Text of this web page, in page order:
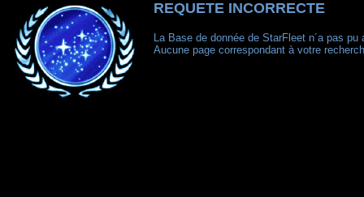
REQUETE INCORRECTE
La Base de donnée de StarFleet n´a pas
Aucune page correspondant à votre